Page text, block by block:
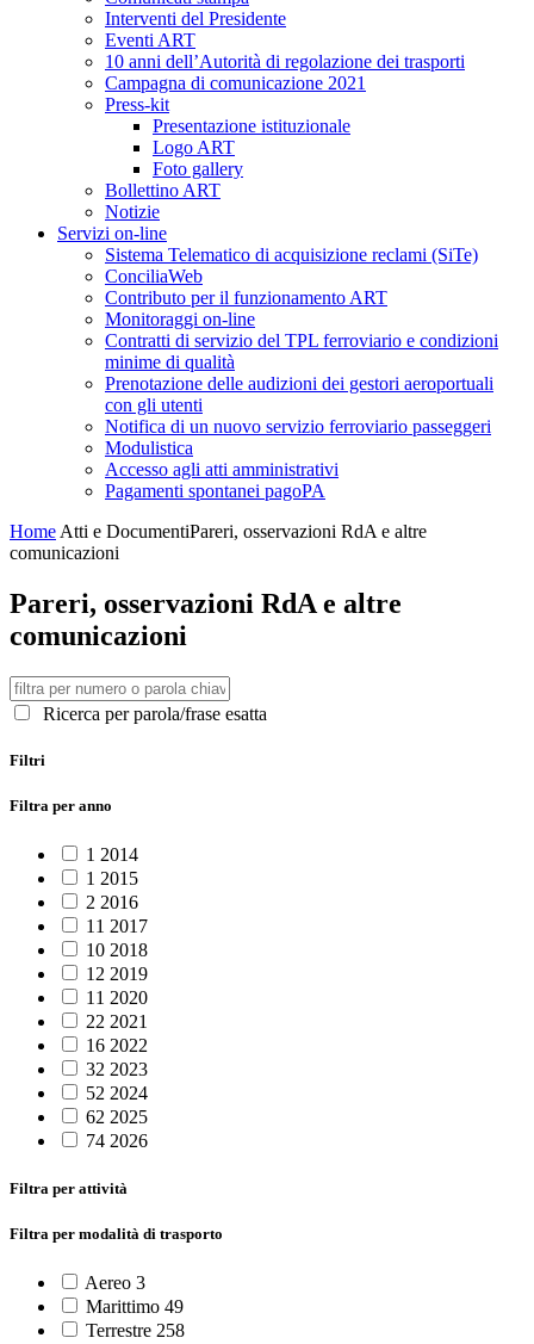
Interventi del Presidente
Eventi ART
10 anni dell’Autorità di regolazione dei trasporti
Campagna di comunicazione 2021
Press-kit
Presentazione istituzionale
Logo ART
Foto gallery
Bollettino ART
Notizie
Servizi on-line
Sistema Telematico di acquisizione reclami (SiTe)
ConciliaWeb
Contributo per il funzionamento ART
Monitoraggi on-line
Contratti di servizio del TPL ferroviario e condizioni
minime di qualità
Prenotazione delle audizioni dei gestori aeroportuali
con gli utenti
Notifica di un nuovo servizio ferroviario passeggeri
Modulistica
Accesso agli atti amministrativi
Pagamenti spontanei pagoPA
Home Atti e DocumentiPareri, osservazioni RdA e altre
comunicazioni
Pareri, osservazioni RdA e altre
comunicazioni
Ricerca per parola/frase esatta
Filtri
Filtra per anno
1 2014
1 2015
2 2016
11 2017
10 2018
12 2019
11 2020
22 2021
16 2022
32 2023
52 2024
62 2025
74 2026
Filtra per attività
Filtra per modalità di trasporto
Aereo 3
Marittimo 49
Terrestre 258